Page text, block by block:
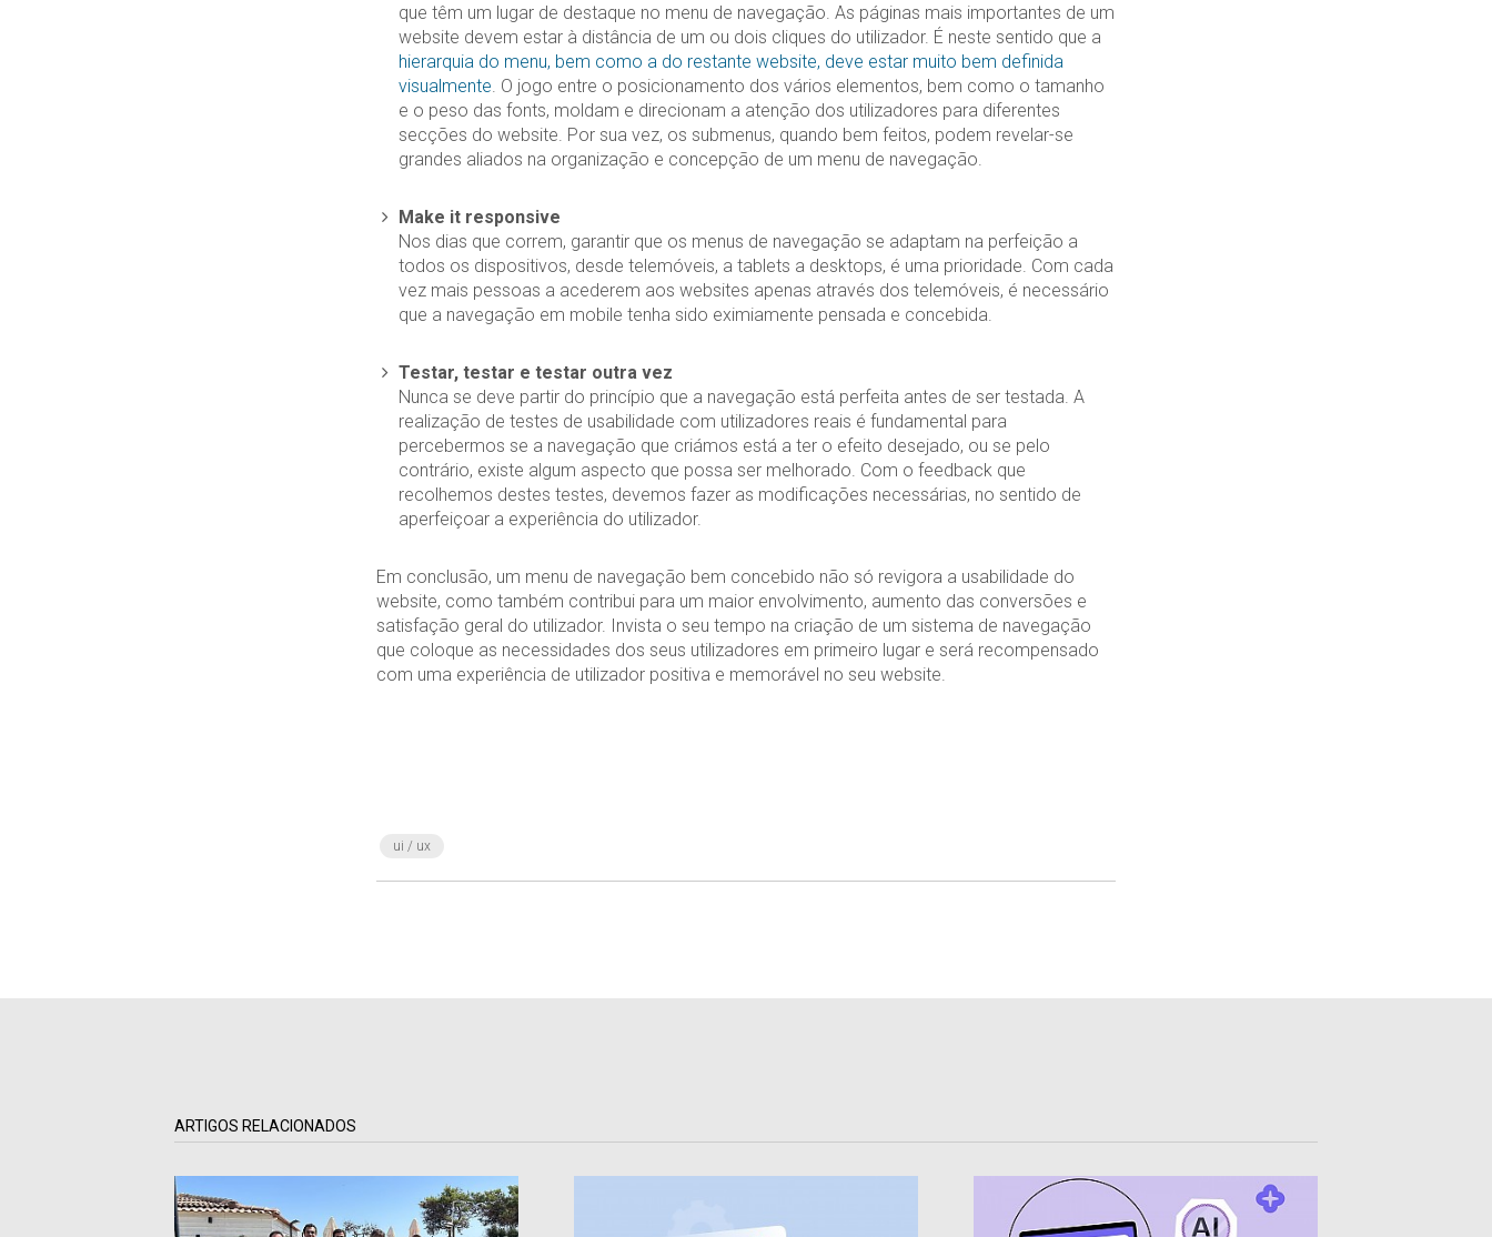
que têm um lugar de destaque no menu de navegação. As páginas mais importantes de um
website devem estar à distância de um ou dois cliques do utilizador. É neste sentido que a
hierarquia do menu, bem como a do restante website, deve estar muito bem definida
visualmente. O jogo entre o posicionamento dos vários elementos, bem como o tamanho
e o peso das fonts, moldam e direcionam a atenção dos utilizadores para diferentes
secções do website. Por sua vez, os submenus, quando bem feitos, podem revelar-se
grandes aliados na organização e concepção de um menu de navegação.
Make it responsive
Nos dias que correm, garantir que os menus de navegação se adaptam na perfeição a
todos os dispositivos, desde telemóveis, a tablets a desktops, é uma prioridade. Com cada
vez mais pessoas a acederem aos websites apenas através dos telemóveis, é necessário
que a navegação em mobile tenha sido eximiamente pensada e concebida.
Testar, testar e testar outra vez
Nunca se deve partir do princípio que a navegação está perfeita antes de ser testada. A
realização de testes de usabilidade com utilizadores reais é fundamental para
percebermos se a navegação que criámos está a ter o efeito desejado, ou se pelo
contrário, existe algum aspecto que possa ser melhorado. Com o feedback que
recolhemos destes testes, devemos fazer as modificações necessárias, no sentido de
aperfeiçoar a experiência do utilizador.
Em conclusão, um menu de navegação bem concebido não só revigora a usabilidade do
website, como também contribui para um maior envolvimento, aumento das conversões e
satisfação geral do utilizador. Invista o seu tempo na criação de um sistema de navegação
que coloque as necessidades dos seus utilizadores em primeiro lugar e será recompensado
com uma experiência de utilizador positiva e memorável no seu website.
ui / ux
ARTIGOS RELACIONADOS